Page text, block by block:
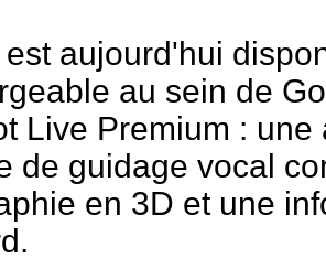
aujourd'hui
au sein de
Live Premium :
de guidage vocal
en 3D et une